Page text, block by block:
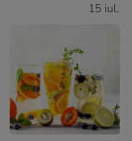
15 iul.